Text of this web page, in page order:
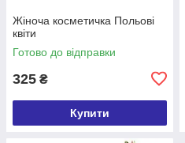
Жіноча косметичка Польові
квіти
Готово до відправки
325 ₴
Купити